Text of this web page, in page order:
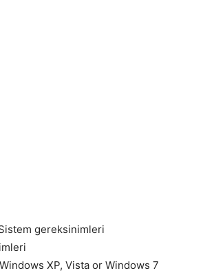
gereksinimleri
XP, Vista or Windows 7